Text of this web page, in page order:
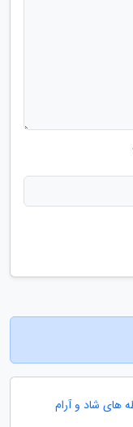
های شاد و آرام